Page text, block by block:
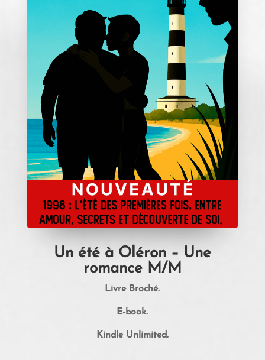
Un été à Oléron – Une
romance M/M
Livre Broché.
E-book.
Kindle Unlimited.